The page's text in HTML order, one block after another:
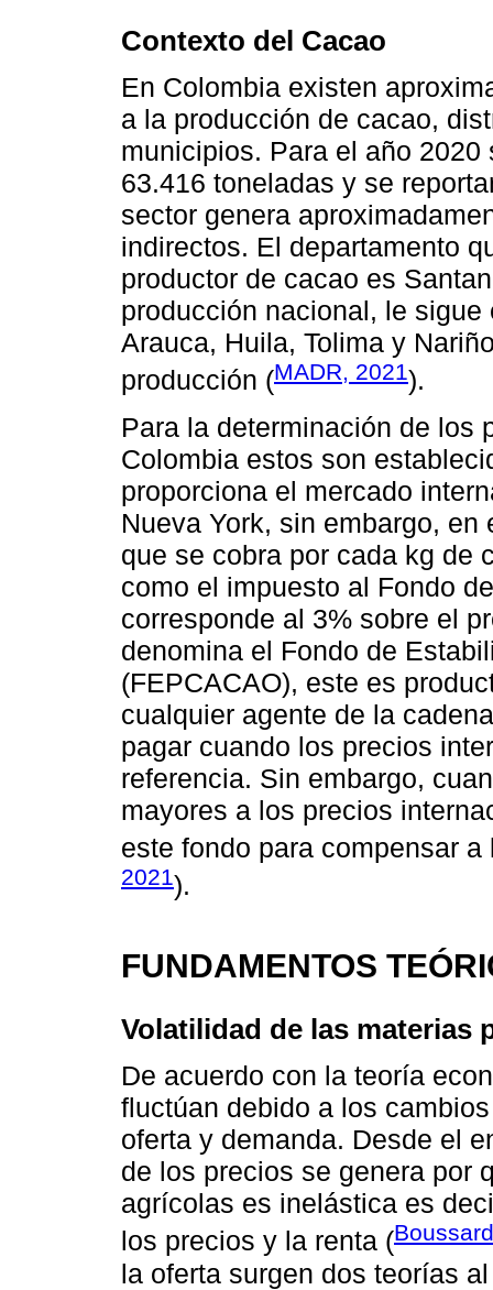
Contexto del Cacao
En Colombia existen
a la producción de cacao,
municipios. Para el año
63.416 toneladas y se
sector genera
indirectos. El departamento
productor de cacao es
producción nacional, le
Arauca, Huila, Tolima y
producción (MADR, 2021).
Para la determinación de los
Colombia estos son
proporciona el mercado
Nueva York, sin embargo,
que se cobra por cada kg de
como el impuesto al Fondo
corresponde al 3% sobre el
denomina el Fondo de
(FEPCACAO), este es
cualquier agente de la
pagar cuando los precios
referencia. Sin embargo,
mayores a los precios
este fondo para compensar
2021).
FUNDAMENTOS
Volatilidad de las materias
De acuerdo con la teoría
fluctúan debido a los
oferta y demanda. Desde el
de los precios se genera por
agrícolas es inelástica es
los precios y la renta (
la oferta surgen dos teorías